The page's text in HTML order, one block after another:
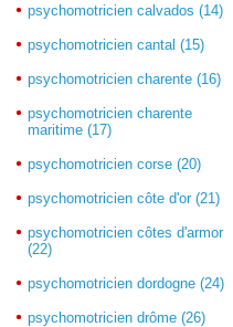
psychomotricien calvados (14)
psychomotricien cantal (15)
psychomotricien charente (16)
psychomotricien charente
maritime (17)
psychomotricien corse (20)
psychomotricien côte d'or (21)
psychomotricien côtes d'armor
(22)
psychomotricien dordogne (24)
psychomotricien drôme (26)